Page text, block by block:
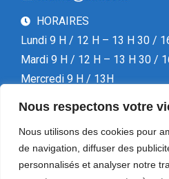
Nous respectons votre
Nous utilisons des cookies pour
de navigation, diffuser des
personnalisés et analyser notre
HORAIRES
Lundi 9 H / 12 H – 13 H 30 /
Mardi 9 H / 12 H – 13 H 30 /
Mercredi 9 H / 13H
Vendredi 13 H 30 / 16 H 30